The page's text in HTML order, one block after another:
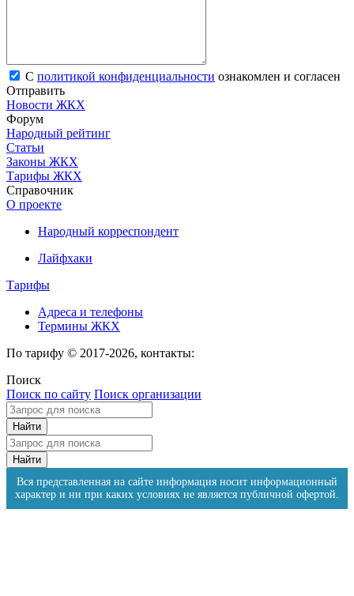
С политикой конфиденциальности ознакомлен и согласен
Отправить
Новости ЖКХ
Форум
Народный рейтинг
Статьи
Законы ЖКХ
Тарифы ЖКХ
Справочник
О проекте
Народный корреспондент
Лайфхаки
Тарифы
Адреса и телефоны
Термины ЖКХ
По тарифу © 2017-2026, контакты:
Поиск
Поиск по сайту Поиск организации
Вся представленная на сайте информация носит информационный
характер и ни при каких условиях не является публичной офертой.